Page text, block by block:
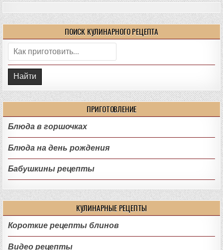
ПОИСК КУЛИНАРНОГО РЕЦЕПТА
Поиск:
ПРИГОТОВЛЕНИЕ
Блюда в горшочках
Блюда на день рождения
Бабушкины рецепты
КУЛИНАРНЫЕ РЕЦЕПТЫ
Короткие рецепты блинов
Видео рецепты